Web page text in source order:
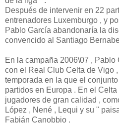
Después de intervenir en 22
entrenadores Luxemburgo , y
Pablo García abandonaría la
convencido al Santiago
En la campaña 2006\07 ,
con el Real Club Celta de Vigo
temporada en la que el
partidos en Europa . En el
jugadores de gran calidad ,
López , Nené , Lequi y su "
Fabián Canobbio .